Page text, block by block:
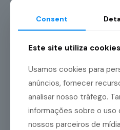
tentar sempre ir além para
empresa que deseja se
08/06/2023
Fidelizar clientes: o que
para o seu negócio?
Consent
Este site utiliza cookies
Usamos cookies para
anúncios, fornecer
analisar nosso tráfego.
informações sobre o
nossos parceiros de